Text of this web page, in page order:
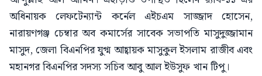
অধিনায়ক লেফটেন্যান্ট কর্নেল এইচএম সাজ্জাদ হোসেন,
নারায়ণগঞ্জ চেম্বার অব কমার্সের সাবেক সভাপতি মাসুদুজ্জামান
মাসুদ, জেলা বিএনপির যুগ্ম আহ্বায়ক মাসুকুল ইসলাম রাজীব এবং
মহানগর বিএনপির সদস্য সচিব আবু আল ইউসুফ খান টিপু।